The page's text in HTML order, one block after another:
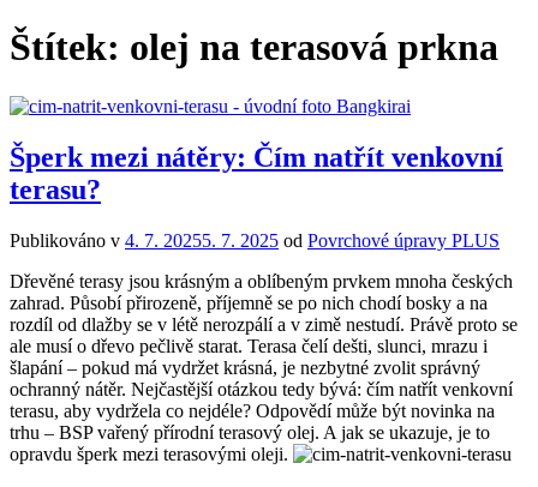
Štítek: olej na terasová prkna
Šperk mezi nátěry: Čím natřít venkovní
terasu?
Publikováno v 4. 7. 20255. 7. 2025 od Povrchové úpravy PLUS
Dřevěné terasy jsou krásným a oblíbeným prvkem mnoha českých
zahrad. Působí přirozeně, příjemně se po nich chodí bosky a na
rozdíl od dlažby se v létě nerozpálí a v zimě nestudí. Právě proto se
ale musí o dřevo pečlivě starat. Terasa čelí dešti, slunci, mrazu i
šlapání – pokud má vydržet krásná, je nezbytné zvolit správný
ochranný nátěr. Nejčastější otázkou tedy bývá: čím natřít venkovní
terasu, aby vydržela co nejdéle? Odpovědí může být novinka na
trhu – BSP vařený přírodní terasový olej. A jak se ukazuje, je to
opravdu šperk mezi terasovými oleji.